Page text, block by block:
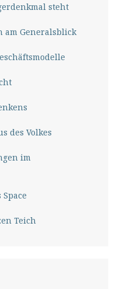
steht
am Generalsblick
des Volkes
im
Teich